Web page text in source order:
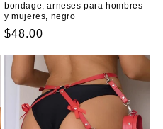
bondage, arneses para hombres
y mujeres, negro
Precio
$48.00